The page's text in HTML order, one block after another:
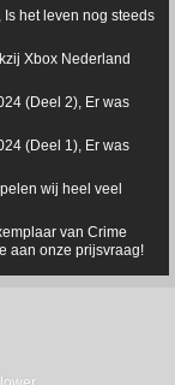
het leven nog steeds
Xbox Nederland
(Deel 2), Er was
(Deel 1), Er was
wij heel veel
van Crime
aan onze prijsvraag!